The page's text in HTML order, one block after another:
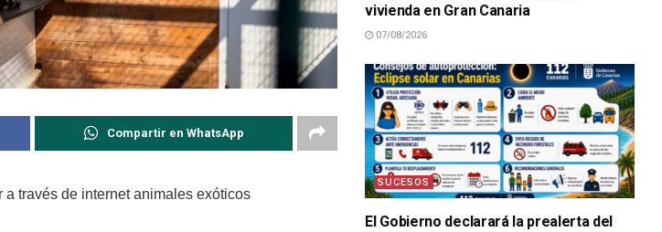
Compartir en WhatsApp
través de internet animales exóticos
vivienda en Gran Canaria
07/08/2026
SUCESOS
El Gobierno declarará la prealerta del